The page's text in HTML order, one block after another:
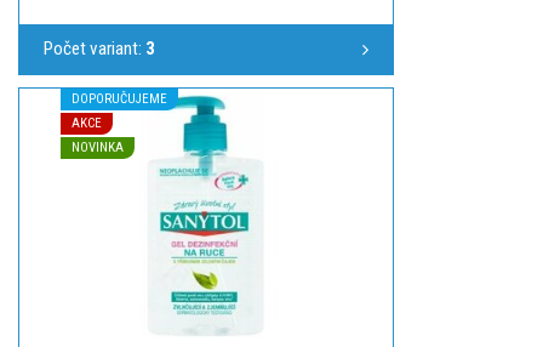
Počet variant: 3
DOPORUČUJEME
AKCE
NOVINKA